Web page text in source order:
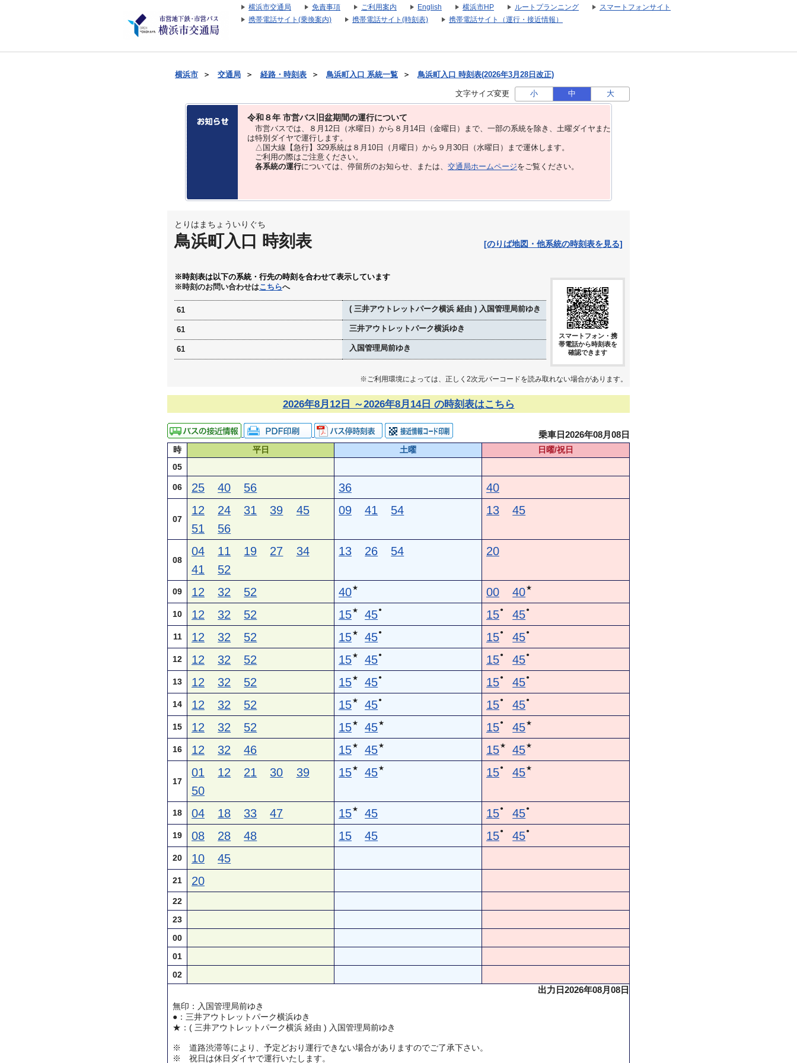
横浜市交通局 免責事項 ご利用案内 English 横浜市HP ルートプランニング
スマートフォンサイト
携帯電話サイト(乗換案内)
携帯電話サイト(時刻表) 携帯電話サイト（運行・接近情報）
横浜市 ＞ 交通局 ＞ 経路・時刻表 ＞ 鳥浜町入口 系統一覧 ＞ 鳥浜町入口 時刻表(2026年3月28日改正)
文字サイズ変更 小 中 大
令和８年 市営バス旧盆期間の運行について
市営バスでは、８⽉12⽇（水曜日）から８⽉14⽇（金曜日）まで、⼀部の系統を除き、⼟曜ダイヤまた
は特別ダイヤで運⾏します。
△国大線【急行】329系統は８月10日（月曜日）から９月30日（水曜日）まで運休します。
ご利用の際はご注意ください。
各系統の運行については、停留所のお知らせ、または、 交通局ホームページをご覧ください。
とりはまちょういりぐち
鳥浜町入口 時刻表 [のりば地図・他系統の時刻表を見る]
※時刻表は以下の系統・行先の時刻を合わせて表示しています
※時刻のお問い合わせはこちらへ
61 ( 三井アウトレットパーク横浜 経由 ) 入国管理局前ゆき
61 三井アウトレットパーク横浜ゆき
61 入国管理局前ゆき
スマートフォン・携
帯電話から時刻表を
確認できます
※ご利用環境によっては、正しく2次元バーコードを読み取れない場合があります。
2026年8月12日 ～2026年8月14日 の時刻表はこちら
乗車日2026年08月08日
時 平日 土曜
日曜/祝日
05
06 25 40 56 36 40
07
12 24 31 39
45
51
56
09 41 54 13 45
08
04 11 19 27
34
41
52
13 26 54 20
09 12 32 52 40★ 00 40★
10 12 32 52 15★ 45● 15● 45●
11 12 32 52 15★ 45● 15● 45●
12 12 32 52 15★ 45● 15● 45●
13 12 32 52 15★ 45● 15● 45●
14 12 32 52 15★ 45● 15● 45●
15 12 32 52 15★ 45★ 15● 45★
16 12 32 46 15★ 45★ 15★ 45★
17
01 12 21 30
39
50
15★ 45★ 15● 45★
18 04 18 33 47 15★ 45 15● 45●
19 08 28 48 15 45 15● 45●
20 10 45
21 20
22
23
00
01
02
出力日2026年08月08日
無印：入国管理局前ゆき
●：三井アウトレットパーク横浜ゆき
★：( 三井アウトレットパーク横浜 経由 ) 入国管理局前ゆき
※ 道路渋滞等により、予定どおり運行できない場合がありますのでご了承下さい。
※ 祝日は休日ダイヤで運行いたします。